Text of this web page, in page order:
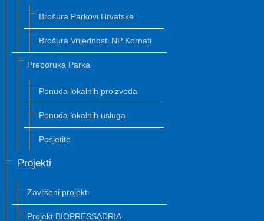
Brošura Parkovi Hrvatske
Brošura Vrijednosti NP Kornati
Preporuka Parka
Ponuda lokalnih proizvoda
Ponuda lokalnih usluga
Posjetite
Projekti
Završeni projekti
Projekt BIOPRESSADRIA